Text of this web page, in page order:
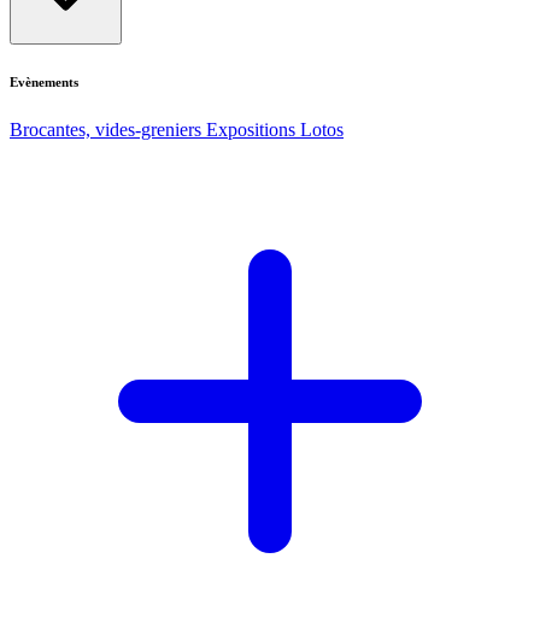
Evènements
Brocantes, vides-greniers Expositions Lotos